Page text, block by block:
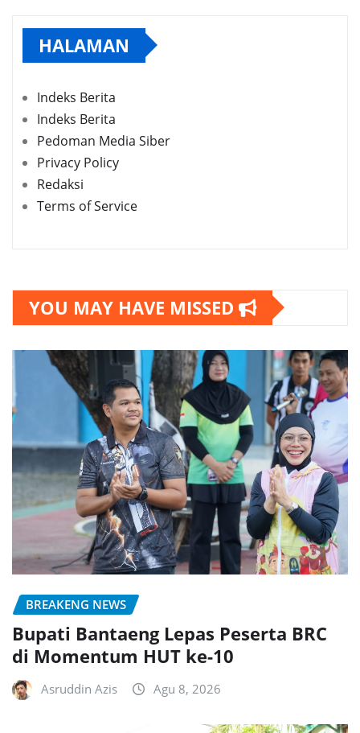
HALAMAN
Indeks Berita
Indeks Berita
Pedoman Media Siber
Privacy Policy
Redaksi
Terms of Service
YOU MAY HAVE MISSED
BREAKENG NEWS
Bupati Bantaeng Lepas Peserta BRC
di Momentum HUT ke-10
Asruddin Azis Agu 8, 2026